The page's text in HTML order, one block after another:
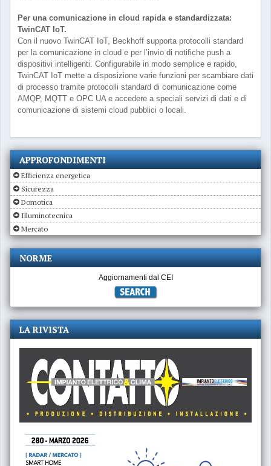
Per una comunicazione in cloud rapida e standardizzata:
TwinCAT IoT.
Con il nuovo TwinCAT IoT, Beckhoff supporta protocolli standard
per la comunicazione in cloud e per l’invio di notifiche push a
dispositivi intelligenti. Configurabile in modo semplice e rapido,
TwinCAT IoT mette a disposizione varie funzioni per scambiare dati
di processo tramite protocolli standard di comunicazione come
AMQP, MQTT e OPC UA e accedere a speciali servizi di dati e di
comunicazione di sistemi cloud pubblici o locali.
APPROFONDIMENTI
Efficienza energetica
Sicurezza
Domotica
Illuminotecnica
Mercato
NORME
Aggiornamenti dal CEI
LA RIVISTA